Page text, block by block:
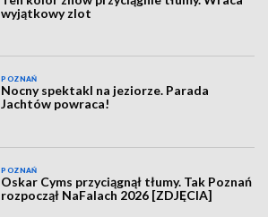
wyjątkowy zlot
POZNAŃ
Nocny spektakl na jeziorze. Parada
Jachtów powraca!
POZNAŃ
Oskar Cyms przyciągnął tłumy. Tak Poznań
rozpoczął NaFalach 2026 [ZDJĘCIA]